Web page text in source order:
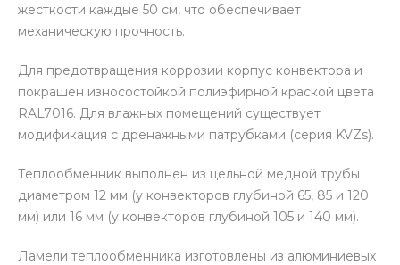
жесткости каждые 50 см, что обеспечивает
механическую прочность.
Для предотвращения коррозии корпус конвектора и
покрашен износостойкой полиэфирной краской цвета
RAL7016. Для влажных помещений существует
модификация с дренажными патрубками (серия KVZs).
Теплообменник выполнен из цельной медной трубы
диаметром 12 мм (у конвекторов глубиной 65, 85 и 120
мм) или 16 мм (у конвекторов глубиной 105 и 140 мм).
Ламели теплообменника изготовлены из алюминиевых